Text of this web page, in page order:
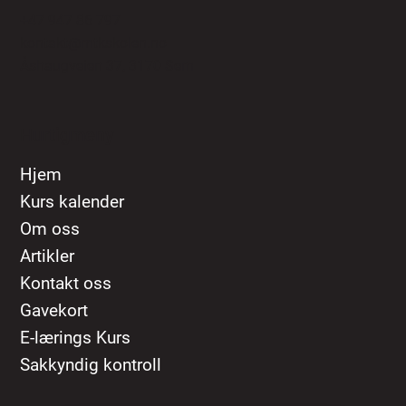
Hjem
Kurs kalender
Om oss
Artikler
Kontakt oss
Gavekort
E-lærings Kurs
Sakkyndig kontroll